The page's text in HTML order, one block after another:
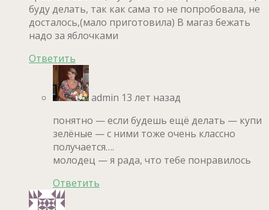
буду делать, так как сама то не попробовала, не
досталось,(мало приготовила) В магаз бежать
надо за яблочками
Ответить
admin 13 лет назад
понятно — если будешь ещё делать — купи
зелёные — с ними тоже очень классно
получается….
молодец — я рада, что тебе понравилось
Ответить